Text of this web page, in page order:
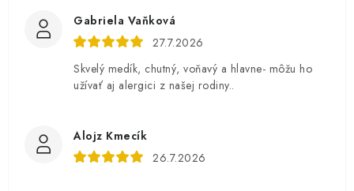
Gabriela Vaňková
27.7.2026
Skvelý medík, chutný, voňavý a hlavne- môžu ho
užívať aj alergici z našej rodiny..
Alojz Kmecík
26.7.2026